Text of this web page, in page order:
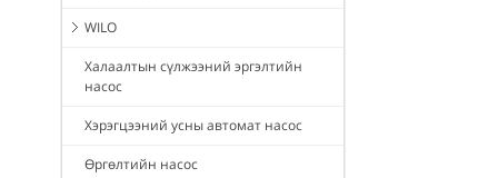
WILO
Халаалтын сүлжээний эргэлтийн
насос
Хэрэгцээний усны автомат насос
Өргөлтийн насос